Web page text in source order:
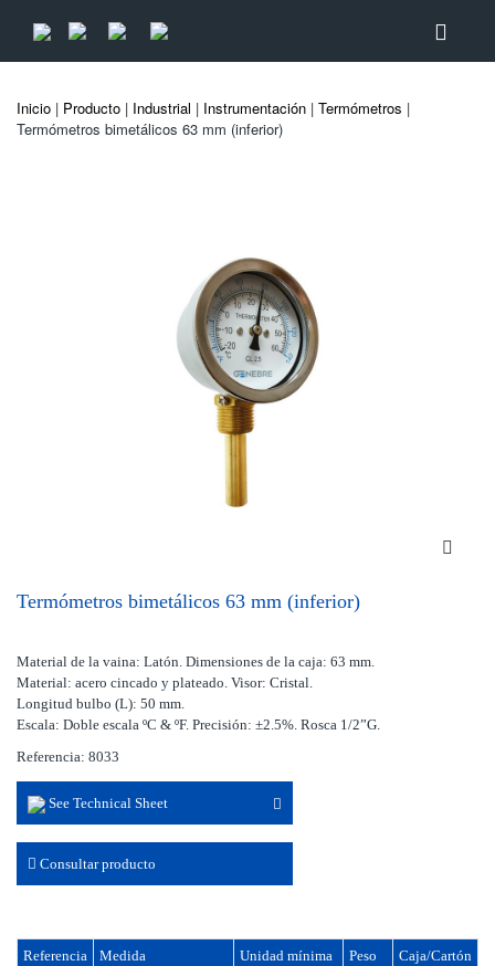
Inicio | Producto | Industrial | Instrumentación | Termómetros |
Termómetros bimetálicos 63 mm (inferior)
Termómetros bimetálicos 63 mm (inferior)
Material de la vaina: Latón. Dimensiones de la caja: 63 mm.
Material: acero cincado y plateado. Visor: Cristal.
Longitud bulbo (L): 50 mm.
Escala: Doble escala ºC & ºF. Precisión: ±2.5%. Rosca 1/2”G.
Referencia: 8033
See Technical Sheet
Consultar producto
Referencia Medida
Unidad mínima
Peso
Caja/Cartón